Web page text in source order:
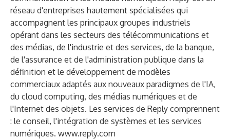
réseau d'entreprises hautement spécialisées qui
accompagnent les principaux groupes industriels
opérant dans les secteurs des télécommunications et
des médias, de l'industrie et des services, de la banque,
de l'assurance et de l'administration publique dans la
définition et le développement de modèles
commerciaux adaptés aux nouveaux paradigmes de l'IA,
du cloud computing, des médias numériques et de
l'Internet des objets. Les services de Reply comprennent
: le conseil, l'intégration de systèmes et les services
numériques. www.reply.com